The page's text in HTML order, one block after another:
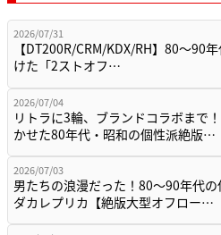
2026/07/31
【DT200R/CRM/KDX/RH】80〜90
けた「2ストオフ…
2026/07/04
リトラに3輪、ブランドコラボまで
かせた80年代・昭和の個性派絶版…
2026/07/03
男たちの浪漫だった！80〜90年代の
ダカレプリカ【絶版大型オフロー…